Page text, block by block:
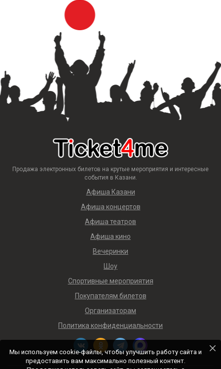
Продажа электронных билетов на крутые мероприятия и интересные
события в Казани.
Афиша Казани
Афиша концертов
Афиша театров
Афиша кино
Вечеринки
Шоу
Спортивные мероприятия
Покупателям билетов
Организаторам
Политика конфиденциальности
Мы используем cookie-файлы, чтобы улучшить работу сайта и
предоставить вам максимально полезный контент.